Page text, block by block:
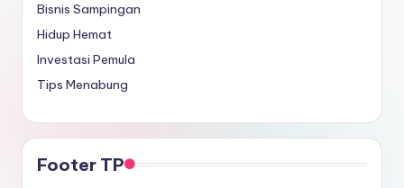
Bisnis Sampingan
Hidup Hemat
Investasi Pemula
Tips Menabung
Footer TP